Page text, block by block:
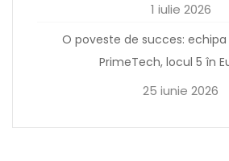
1 iulie 2026
O poveste de succes:
PrimeTech, locul 5 în
25 iunie 2026